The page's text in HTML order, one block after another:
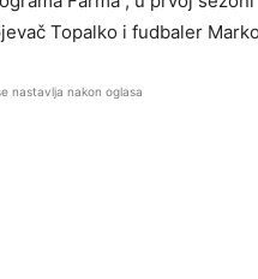
Topalko i fudbaler
nastavlja nakon oglasa